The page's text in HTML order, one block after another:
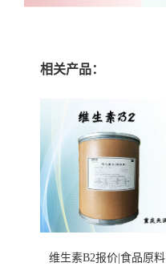
相关产品：
维生素B2报价|食品原料